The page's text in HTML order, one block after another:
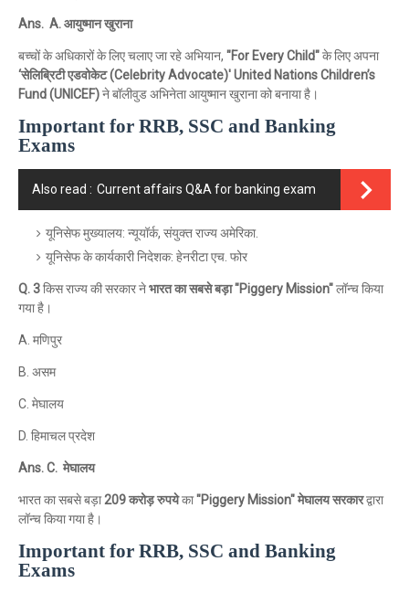
Ans. A. आयुष्मान खुराना
बच्चों के अधिकारों के लिए चलाए जा रहे अभियान, "For Every Child"के लिए अपना
‘सेलिब्रिटी एडवोकेट (Celebrity Advocate)' United Nations Children’s
Fund (UNICEF)ने बॉलीवुड अभिनेता आयुष्मान खुराना को बनाया है।
Important for RRB, SSC and Banking
Exams
Also read : Current affairs Q&A for banking exam
यूनिसेफ मुख्यालय: न्यूयॉर्क, संयुक्त राज्य अमेरिका.
यूनिसेफ के कार्यकारी निदेशक: हेनरीटा एच. फोर
Q. 3किस राज्य की सरकार नेभारत का सबसे बड़ा "Piggery Mission"लॉन्च किया
गया है।
A. मणिपुर
B. असम
C. मेघालय
D. हिमाचल प्रदेश
Ans. C. मेघालय
भारत का सबसे बड़ा209 करोड़ रुपयेका"Piggery Mission" मेघालय सरकारद्वारा
लॉन्च किया गया है।
Important for RRB, SSC and Banking
Exams